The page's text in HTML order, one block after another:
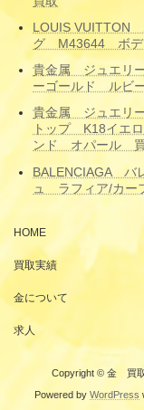
LOUIS VUITTON
グ M43644 ボデ
貴金属 ジュエリ
ーゴールド ルビ
貴金属 ジュエリ
トップ K18イエ
ンド オパール
BALENCIAGA バ
ュ ラフィア/カ
HOME
買取実績
金について
求人
Copyright © 金 買
Powered by WordPress